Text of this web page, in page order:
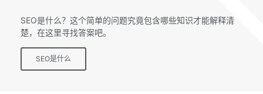
SEO是什么？这个简单的问题究竟包含哪些知识才能解释清
楚，在这里寻找答案吧。
SEO是什么
SEO专题